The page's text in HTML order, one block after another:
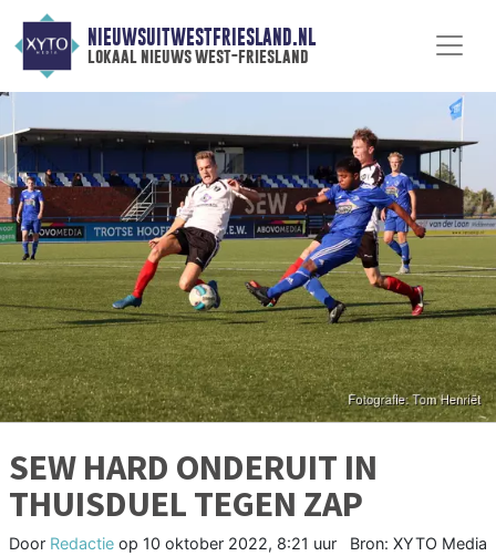
NIEUWSUITWESTFRIESLAND.NL
lokaal nieuws west-friesland
SEW HARD ONDERUIT IN
THUISDUEL TEGEN ZAP
Door Redactie op 10 oktober 2022, 8:21 uur Bron: XYTO Media